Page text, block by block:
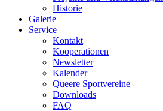
Historie
Galerie
Service
Kontakt
Kooperationen
Newsletter
Kalender
Queere Sportvereine
Downloads
FAQ